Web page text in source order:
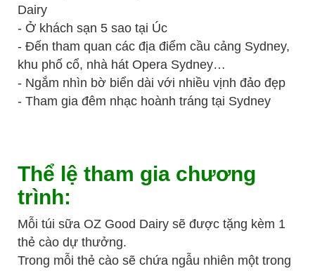
Dairy
- Ở khách sạn 5 sao tại Úc
- Đến tham quan các địa điểm cầu cảng Sydney,
khu phố cổ, nhà hát Opera Sydney…
- Ngắm nhìn bờ biển dài với nhiều vịnh đảo đẹp
- Tham gia đêm nhạc hoành tráng tại Sydney
Thể lệ tham gia chương
trình:
Mỗi túi sữa OZ Good Dairy sẽ được tặng kèm 1
thẻ cào dự thưởng.
Trong mỗi thẻ cào sẽ chứa ngẫu nhiên một trong